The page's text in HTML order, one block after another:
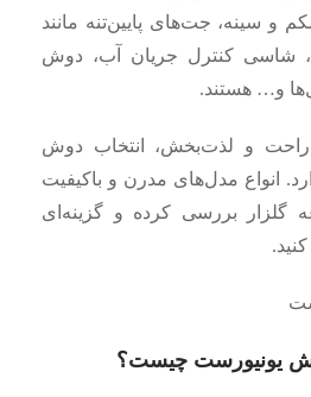
و سینه، جت‌های پایین‌تنه مانند
شاسی کنترل جریان آب، دوش
و… هستند.
راحت و لذت‌بخش، انتخاب دوش
انواع مدل‌های مدرن و باکیفیت
گلزار بررسی کرده و گزینه‌ای
یونیورست چیست؟